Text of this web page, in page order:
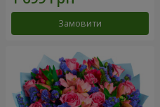
Замовити